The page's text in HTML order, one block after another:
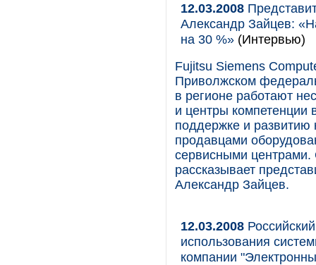
12.03.2008
Александр Зайцев:
на 30 %» (Интервью)
Fujitsu Siemens
Приволжском
в регионе работают
и центры
поддержке и развитию
продавцами
сервисными центрами.
рассказывает
Александр Зайцев.
12.03.2008
использования
компании